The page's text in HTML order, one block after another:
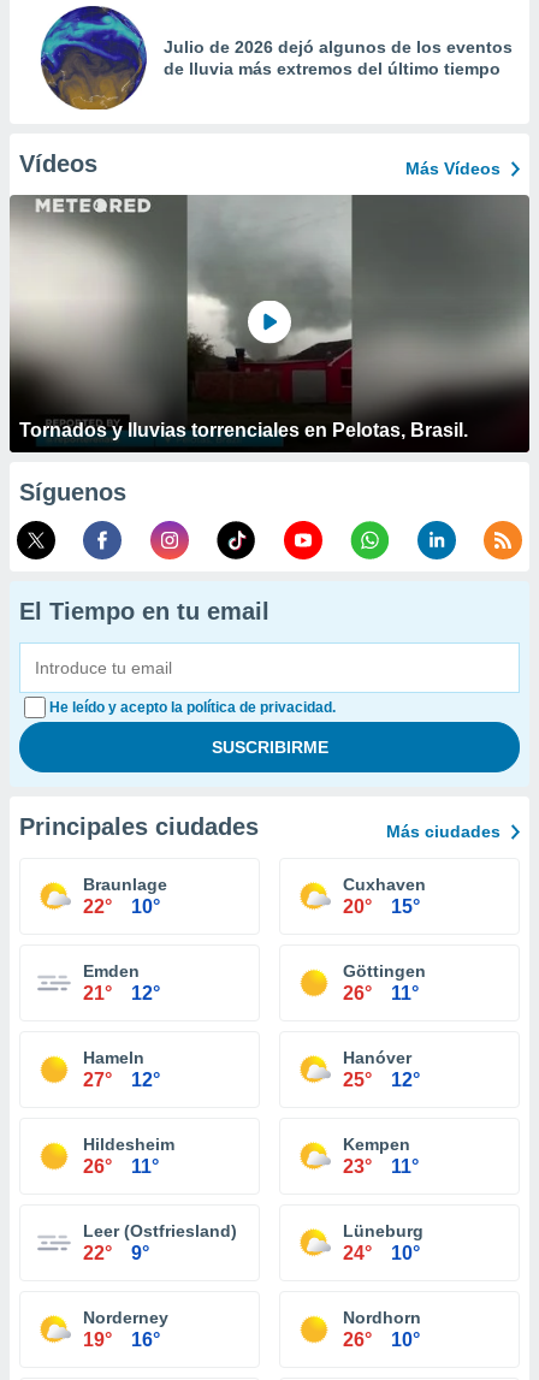
Julio de 2026 dejó algunos de los eventos
de lluvia más extremos del último tiempo
Vídeos Más Vídeos
Tornados y lluvias torrenciales en Pelotas, Brasil.
Síguenos
El Tiempo en tu email
He leído y acepto la política de privacidad.
Principales ciudades Más ciudades
Braunlage
22° 10°
Cuxhaven
20° 15°
Emden
21° 12°
Göttingen
26° 11°
Hameln
27° 12°
Hanóver
25° 12°
Hildesheim
26° 11°
Kempen
23° 11°
Leer (Ostfriesland)
22° 9°
Lüneburg
24° 10°
Norderney
19° 16°
Nordhorn
26° 10°